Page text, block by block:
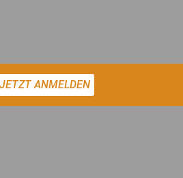
JETZT ANMELDEN